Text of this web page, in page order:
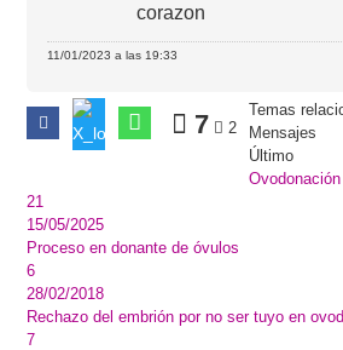
corazon
11/01/2023 a las 19:33
7 2
Temas
Mensajes
Último
21
15/05/2025
Proceso en donante de óvulos
6
28/02/2018
Rechazo del embrión por no ser tuyo en
7